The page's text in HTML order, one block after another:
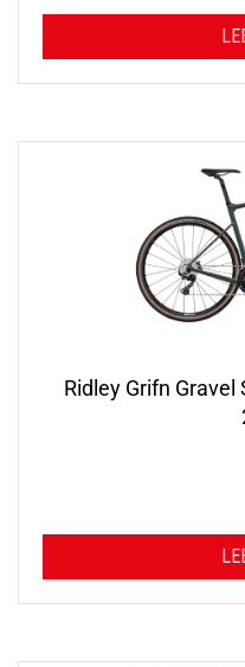
Ridley Grifn Gravel